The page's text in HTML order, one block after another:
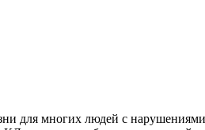
для многих людей с